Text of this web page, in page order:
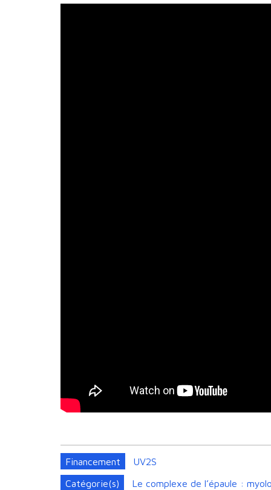
Financement UV2S
Catégorie(s) Le complexe de l’épaule :